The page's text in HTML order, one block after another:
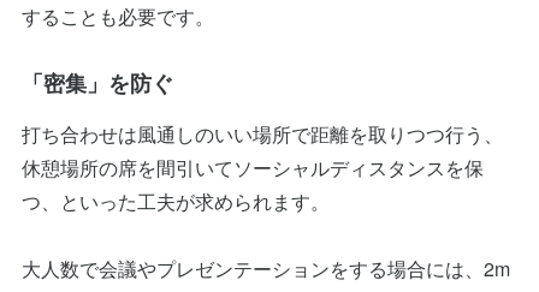
することも必要です。
「密集」を防ぐ
打ち合わせは風通しのいい場所で距離を取りつつ行う、
休憩場所の席を間引いてソーシャルディスタンスを保
つ、といった工夫が求められます。
大人数で会議やプレゼンテーションをする場合には、2m